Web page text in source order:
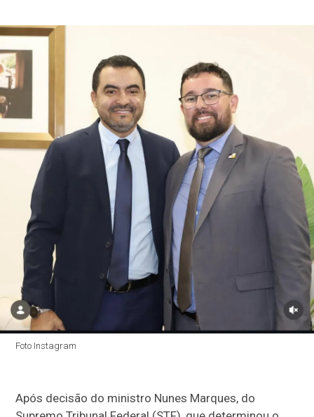
Foto Instagram
Após decisão do ministro Nunes Marques, do